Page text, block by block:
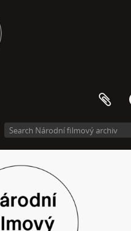
[Subseries] Air
[Subseries] Erosynta I
[Subseries] Monoskop no. 3 –
[Subseries] Pohádka pro šílence
[Subseries] Chewing Gum
[Subseries] Tihle – Sociální situace:
[Subseries] Bez názvu
[Subseries] Viděno vzduchem
[Subseries] Krása